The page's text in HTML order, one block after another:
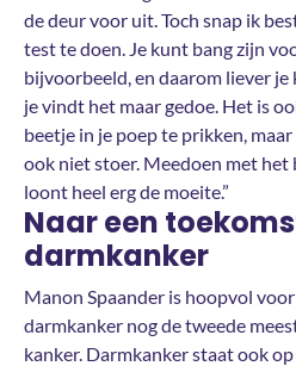
de deur voor uit. Toch snap ik
test te doen. Je kunt bang zijn
bijvoorbeeld, en daarom liever
je vindt het maar gedoe. Het is
beetje in je poep te prikken,
ook niet stoer. Meedoen met
loont heel erg de moeite.”
Naar een
darmkanker
Manon Spaander is hoopvol
darmkanker nog de tweede
kanker. Darmkanker staat ook